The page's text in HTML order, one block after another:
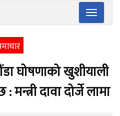
Toggle
घोषणाको खुशीयाली
दावा दोर्जे लामा